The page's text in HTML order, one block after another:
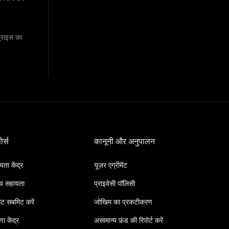
का
केंद्र
सहायता
सबमिट करें
केंद्र
कानूनी और अनुपालन
यूज़र एग्रीमेंट
प्राइवेसी पॉलिसी
जोखिम का प्रकटीकरण
असामान्य फ़ंड की रिपोर्ट करें